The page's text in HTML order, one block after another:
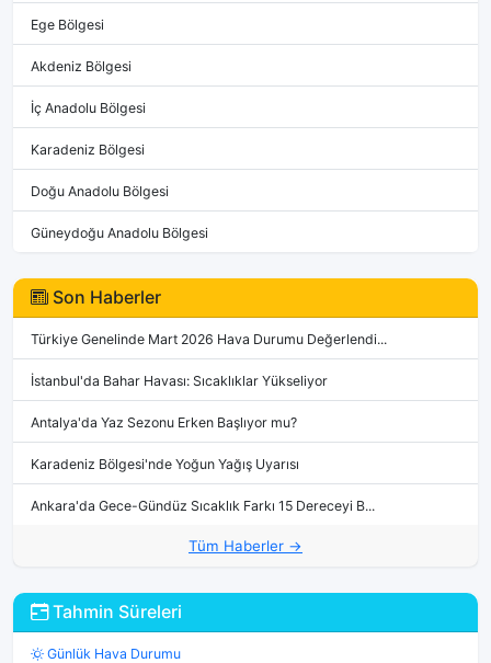
Ege Bölgesi
Akdeniz Bölgesi
İç Anadolu Bölgesi
Karadeniz Bölgesi
Doğu Anadolu Bölgesi
Güneydoğu Anadolu Bölgesi
Son Haberler
Türkiye Genelinde Mart 2026 Hava Durumu Değerlendi...
İstanbul'da Bahar Havası: Sıcaklıklar Yükseliyor
Antalya'da Yaz Sezonu Erken Başlıyor mu?
Karadeniz Bölgesi'nde Yoğun Yağış Uyarısı
Ankara'da Gece-Gündüz Sıcaklık Farkı 15 Dereceyi B...
Tüm Haberler →
Tahmin Süreleri
Günlük Hava Durumu